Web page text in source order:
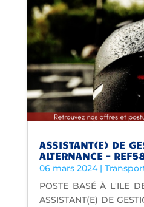
ASSISTANT(E) DE
ALTERNANCE –
06 mars 2024|
POSTE BASÉ À L'ILE
ASSISTANT(E) DE